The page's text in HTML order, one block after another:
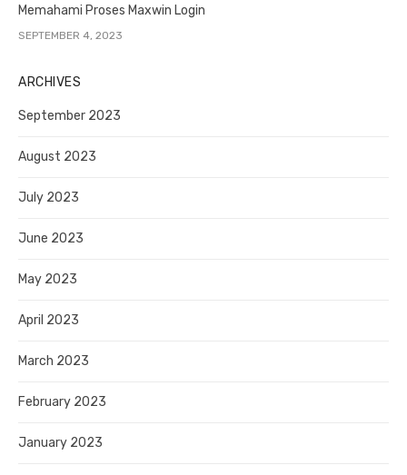
Memahami Proses Maxwin Login
SEPTEMBER 4, 2023
ARCHIVES
September 2023
August 2023
July 2023
June 2023
May 2023
April 2023
March 2023
February 2023
January 2023